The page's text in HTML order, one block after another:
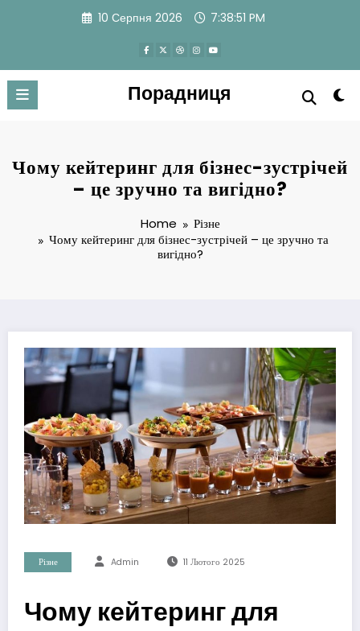
10 Серпня 2026 7:38:51 PM
Порадниця
Чому кейтеринг для бізнес-зустрічей
– це зручно та вигідно?
Home
Різне
Чому кейтеринг для бізнес-зустрічей – це зручно та
вигідно?
Різне Admin 11 Лютого 2025
Чому кейтеринг для